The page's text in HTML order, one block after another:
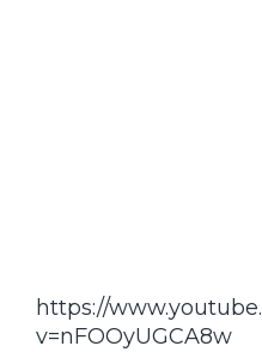
https://
v=nFOOyUGCA8w